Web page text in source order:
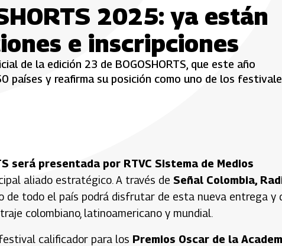
2025: ya están
e inscripciones
de la edición 23 de BOGOSHORTS, que este año
países y reafirma su posición como uno de los
será presentada por RTVC Sistema de Medios
aliado estratégico. A través de Señal Colombia,
de todo el país podrá disfrutar de esta nueva entrega y
colombiano, latinoamericano y mundial.
calificador para los Premios Oscar de la